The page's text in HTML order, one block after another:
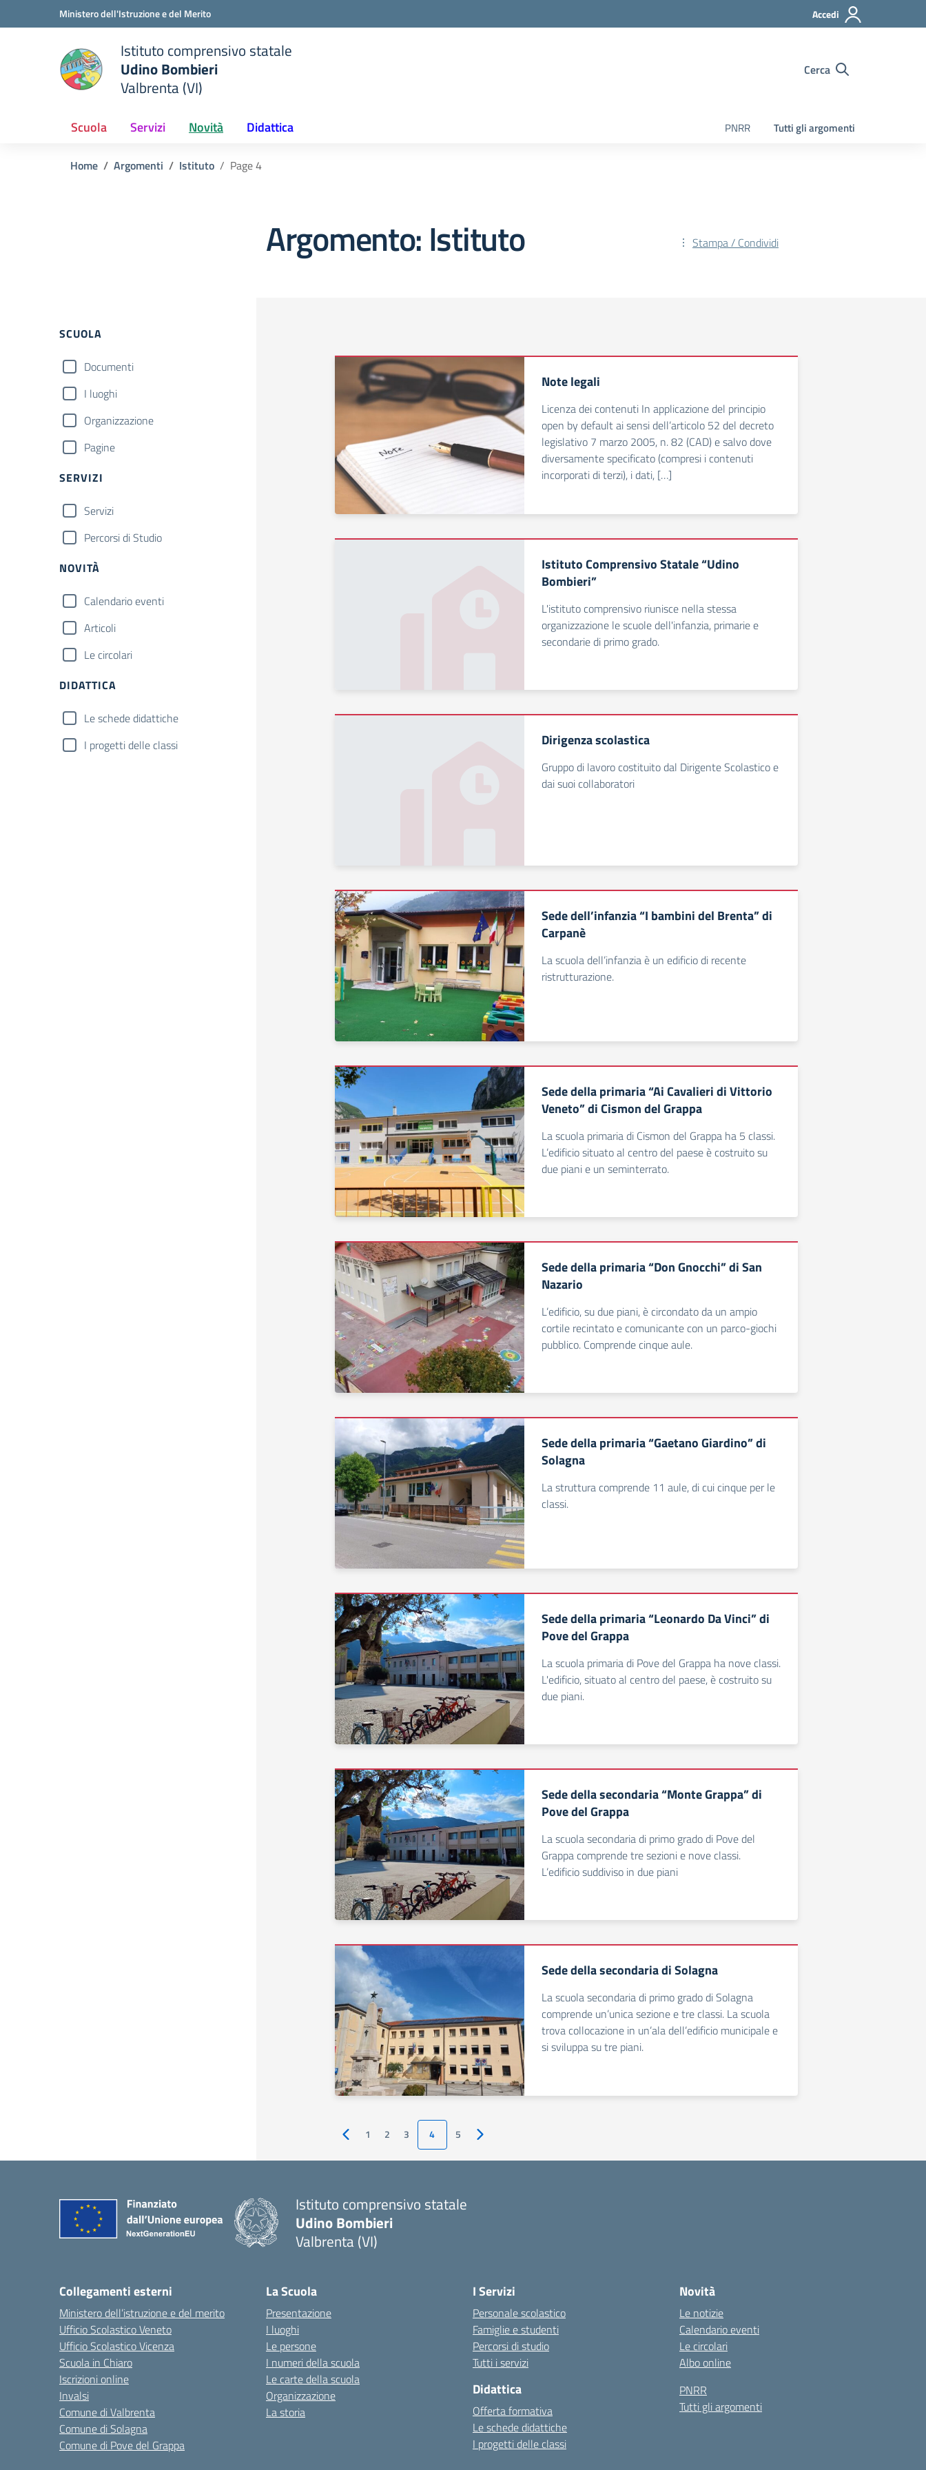
Vai ai contenuti
Vai al menu di navigazioneMinistero dell'Istruzione e del Merito Accedi
scuola
Istituto comprensivo statale
Udino Bombieri
Valbrenta (VI)
Cerca
Scuola Servizi Novità Didattica PNRR Tutti gli argomenti
Home Argomenti Istituto Page 4
Argomento: Istituto Stampa / Condividi
Filtri
SCUOLA
Documenti
I luoghi
Organizzazione
Pagine
SERVIZI
Servizi
Percorsi di Studio
NOVITÀ
Calendario eventi
Articoli
Le circolari
DIDATTICA
Le schede didattiche
I progetti delle classi
Note legali
Licenza dei contenuti In applicazione del principio
open by default ai sensi dell’articolo 52 del decreto
legislativo 7 marzo 2005, n. 82 (CAD) e salvo dove
diversamente specificato (compresi i contenuti
incorporati di terzi), i dati, […]
Istituto Comprensivo Statale “Udino
Bombieri”
L'istituto comprensivo riunisce nella stessa
organizzazione le scuole dell'infanzia, primarie e
secondarie di primo grado.
Dirigenza scolastica
Gruppo di lavoro costituito dal Dirigente Scolastico e
dai suoi collaboratori
Sede dell’infanzia “I bambini del Brenta” di
Carpanè
La scuola dell’infanzia è un edificio di recente
ristrutturazione.
Sede della primaria “Ai Cavalieri di Vittorio
Veneto” di Cismon del Grappa
La scuola primaria di Cismon del Grappa ha 5 classi.
L’edificio situato al centro del paese è costruito su
due piani e un seminterrato.
Sede della primaria “Don Gnocchi” di San
Nazario
L’edificio, su due piani, è circondato da un ampio
cortile recintato e comunicante con un parco-giochi
pubblico. Comprende cinque aule.
Sede della primaria “Gaetano Giardino” di
Solagna
La struttura comprende 11 aule, di cui cinque per le
classi.
Sede della primaria “Leonardo Da Vinci” di
Pove del Grappa
La scuola primaria di Pove del Grappa ha nove classi.
L'edificio, situato al centro del paese, è costruito su
due piani.
Sede della secondaria “Monte Grappa” di
Pove del Grappa
La scuola secondaria di primo grado di Pove del
Grappa comprende tre sezioni e nove classi.
L’edificio suddiviso in due piani
Sede della secondaria di Solagna
La scuola secondaria di primo grado di Solagna
comprende un’unica sezione e tre classi. La scuola
trova collocazione in un’ala dell’edificio municipale e
si sviluppa su tre piani.
Pagina precedente
1 2 3 4 5 Pagina successiva
Istituto comprensivo statale
Udino Bombieri
Valbrenta (VI)
Collegamenti esterni
Ministero dell’istruzione e del merito
Ufficio Scolastico Veneto
Ufficio Scolastico Vicenza
Scuola in Chiaro
Iscrizioni online
Invalsi
Comune di Valbrenta
Comune di Solagna
Comune di Pove del Grappa
La Scuola
Presentazione
I luoghi
Le persone
I numeri della scuola
Le carte della scuola
Organizzazione
La storia
I Servizi
Personale scolastico
Famiglie e studenti
Percorsi di studio
Tutti i servizi
Didattica
Offerta formativa
Le schede didattiche
I progetti delle classi
Novità
Le notizie
Calendario eventi
Le circolari
Albo online
PNRR
Tutti gli argomenti